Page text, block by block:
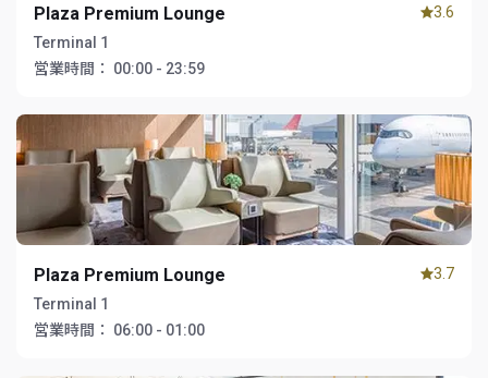
Plaza Premium Lounge
Terminal 1
営業時間：
00:00 - 23:59
3.6
Plaza Premium Lounge
Terminal 1
営業時間：
06:00 - 01:00
3.7